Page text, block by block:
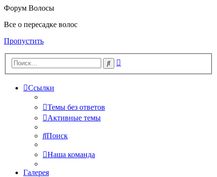
Форум Волосы
Все о пересадке волос
Пропустить
Поиск
Ссылки
Темы без ответов
Активные темы
Поиск
Наша команда
Галерея